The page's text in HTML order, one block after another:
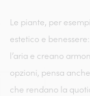
Le piante, per
estetico e
l’aria e creano
opzioni, pensa
che rendano la